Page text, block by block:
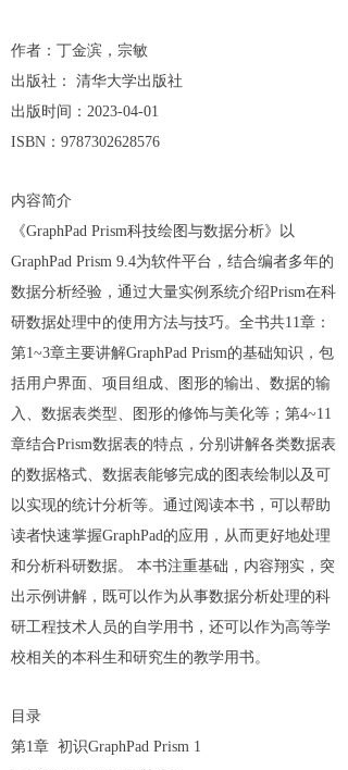
作者：丁金滨，宗敏
出版社： 清华大学出版社
出版时间：2023-04-01
ISBN：9787302628576
内容简介
《GraphPad Prism科技绘图与数据分析》以
GraphPad Prism 9.4为软件平台，结合编者多年的
数据分析经验，通过大量实例系统介绍Prism在科
研数据处理中的使用方法与技巧。全书共11章：
第1~3章主要讲解GraphPad Prism的基础知识，包
括用户界面、项目组成、图形的输出、数据的输
入、数据表类型、图形的修饰与美化等；第4~11
章结合Prism数据表的特点，分别讲解各类数据表
的数据格式、数据表能够完成的图表绘制以及可
以实现的统计分析等。通过阅读本书，可以帮助
读者快速掌握GraphPad的应用，从而更好地处理
和分析科研数据。 本书注重基础，内容翔实，突
出示例讲解，既可以作为从事数据分析处理的科
研工程技术人员的自学用书，还可以作为高等学
校相关的本科生和研究生的教学用书。
目录
第1章 初识GraphPad Prism 1